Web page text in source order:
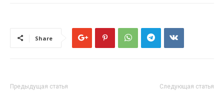
Share
Предыдущая статья Следующая статья